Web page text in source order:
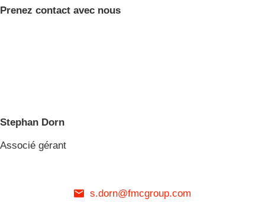
Prenez contact avec nous
Stephan Dorn
Associé gérant
s.dorn@fmcgroup.com